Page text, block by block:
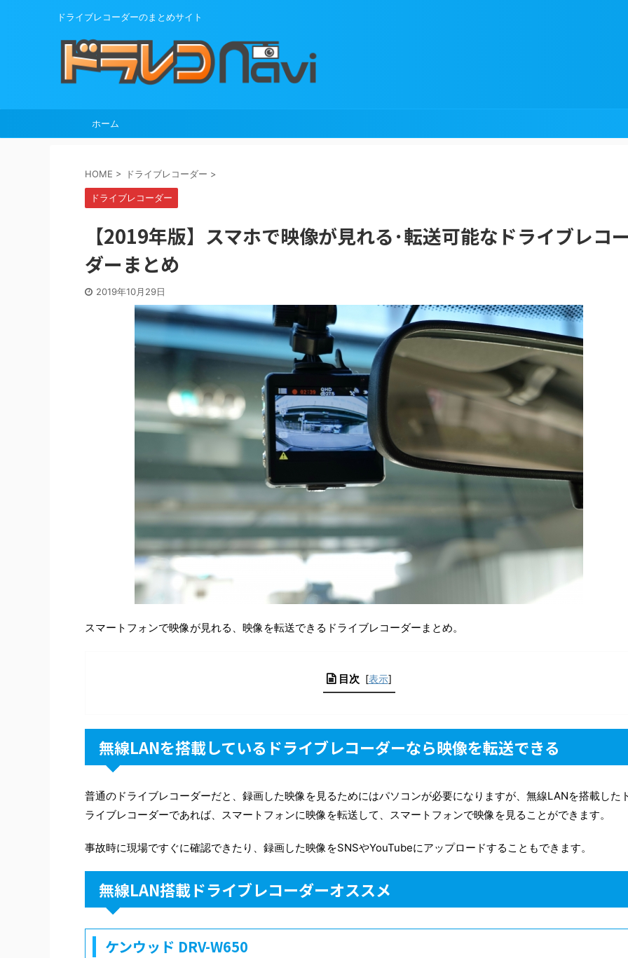
ドライブレコーダーのまとめサイト
ホーム
HOME > ドライブレコーダー >
ドライブレコーダー
【2019年版】スマホで映像が見れる･転送可能なドライブレコ
ダーまとめ
2019年10月29日
スマートフォンで映像が見れる、映像を転送できるドライブレコーダーまとめ。
目次 [表示]
無線LANを搭載しているドライブレコーダーなら映像を転送できる
普通のドライブレコーダーだと、録画した映像を見るためにはパソコンが必要になりますが、無線LANを搭載した
ライブレコーダーであれば、スマートフォンに映像を転送して、スマートフォンで映像を見ることができます。
事故時に現場ですぐに確認できたり、録画した映像をSNSやYouTubeにアップロードすることもできます。
無線LAN搭載ドライブレコーダーオススメ
ケンウッド DRV-W650